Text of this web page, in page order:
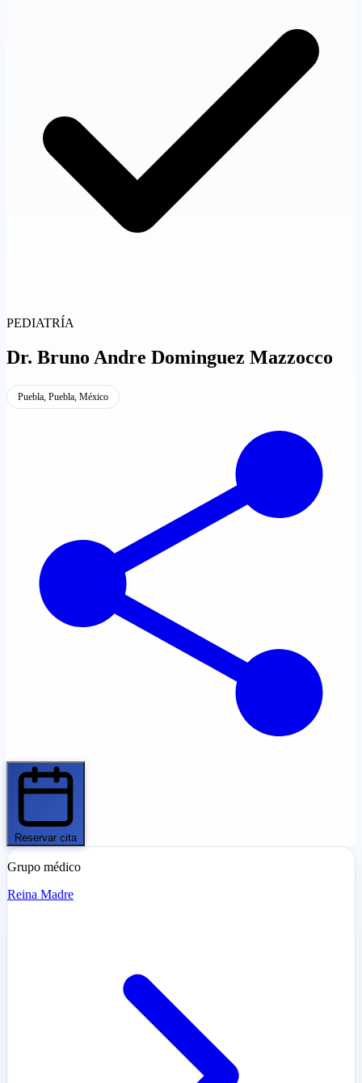
PEDIATRÍA
Dr. Bruno Andre Dominguez Mazzocco
Puebla, Puebla, México
Reservar cita
Grupo médico
Reina Madre